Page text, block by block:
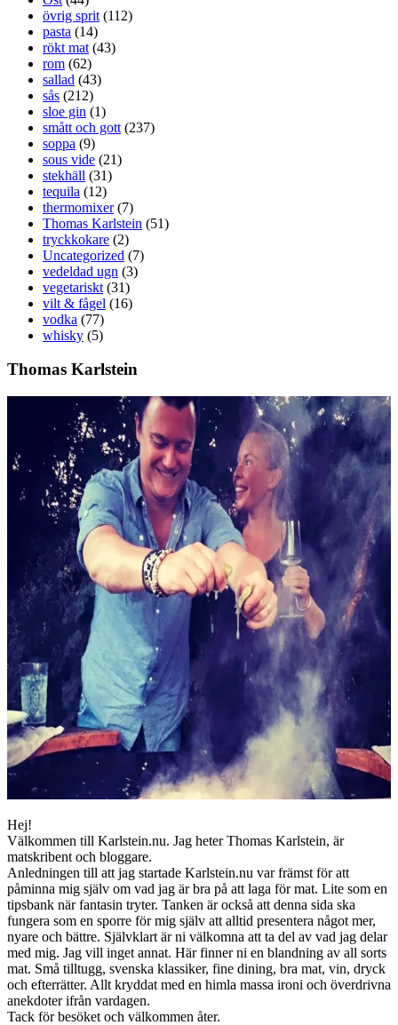
övrig sprit (112)
pasta (14)
rökt mat (43)
rom (62)
sallad (43)
sås (212)
sloe gin (1)
smått och gott (237)
soppa (9)
sous vide (21)
stekhäll (31)
tequila (12)
thermomixer(7)
Thomas Karlstein (51)
tryckkokare (2)
Uncategorized (7)
vedeldad ugn (3)
vegetariskt (31)
vilt & fågel (16)
vodka (77)
whisky (5)
Thomas Karlstein
Hej!
Välkommen till Karlstein.nu. Jag heter Thomas Karlstein, är
matskribent och bloggare.
Anledningen till att jag startade Karlstein.nu var främst för att
påminna mig själv om vad jag är bra på att laga för mat. Lite som en
tipsbank när fantasin tryter. Tanken är också att denna sida ska
fungera som en sporre för mig själv att alltid presentera något mer,
nyare och bättre. Självklart är ni välkomna att ta del av vad jag delar
med mig. Jag vill inget annat. Här finner ni en blandning av all sorts
mat. Små tilltugg, svenska klassiker, fine dining, bra mat, vin, dryck
och efterrätter. Allt kryddat med en himla massa ironi och överdrivna
anekdoter ifrån vardagen.
Tack för besöket och välkommen åter.